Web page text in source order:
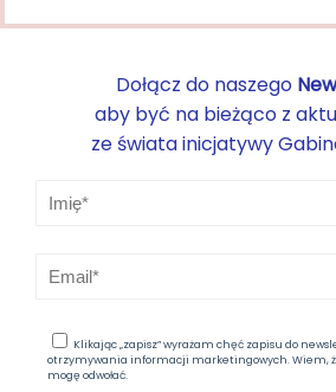
Dołącz do naszego
aby być na bieżąco z
ze świata inicjatywy
Klikając „zapisz” wyrażam chęć zapisu do
otrzymywania informacji marketingowych. Wiem,
mogę odwołać.